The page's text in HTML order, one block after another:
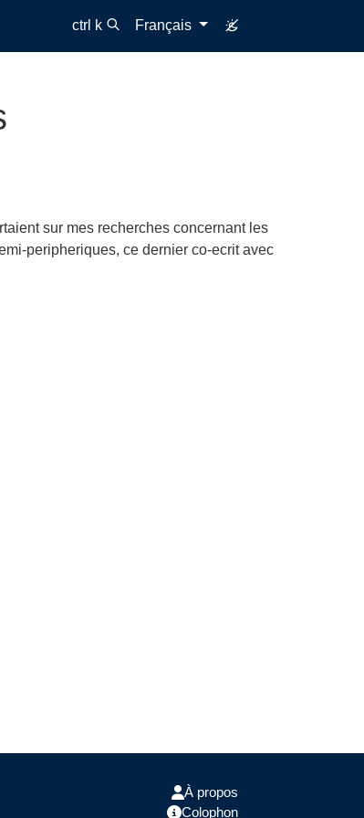
ctrl k Français
sur mes recherches concernant les
peripheriques, ce dernier co-ecrit avec
À propos
Colophon